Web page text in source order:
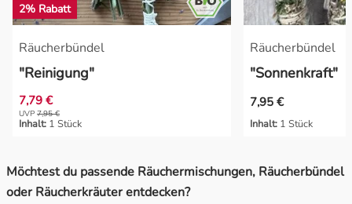
2% Rabatt
Räucherbündel
"Reinigung"
7,79 €
UVP 7,95 €
Inhalt: 1 Stück
Räucherbündel
"Sonnenkraft"
7,95 €
Inhalt: 1 Stück
Möchtest du passende Räuchermischungen, Räucherbündel
oder Räucherkräuter entdecken?